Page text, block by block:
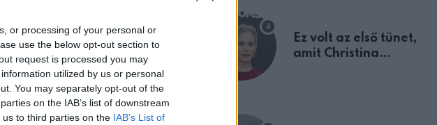
or processing of your personal or
use the below opt-out section to
request is processed you may
utilized by us or personal
You may separately opt-out of the
on the IAB’s list of downstream
to third parties on the IAB’s List of
Ez volt az első tünet,
amit Christina